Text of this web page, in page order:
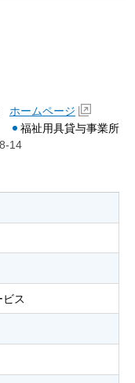
ホームページ
福祉用具貸与事業所
14
ス